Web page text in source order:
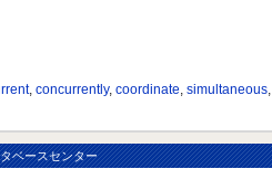
, concurrently, coordinate, simultaneous,
ベースセンター